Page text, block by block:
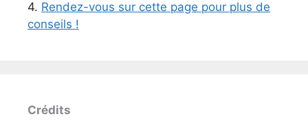
4. Rendez-vous sur cette page pour plus de
conseils !
Crédits